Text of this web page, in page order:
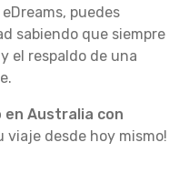
puedes
sabiendo que siempre
el respaldo de una
Australia con
viaje desde hoy mismo!